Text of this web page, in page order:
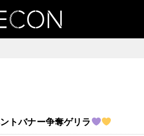
トバナー争奪ゲリラ